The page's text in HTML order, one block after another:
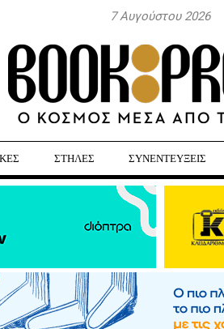
7 Αυγούστου 2026
ΣΤΗΛΕΣ ΣΥΝΕΝΤΕΥΞΕΙΣ